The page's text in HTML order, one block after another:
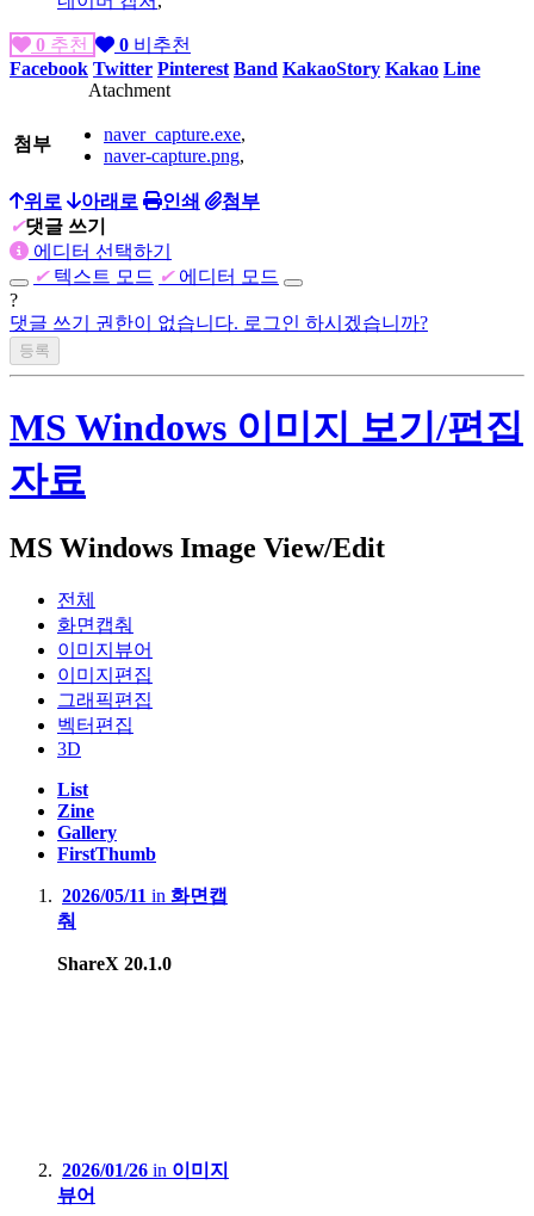
0 추천 0 비추천
Facebook Twitter Pinterest Band KakaoStory Kakao Line
Atachment
첨부 naver_capture.exe,
naver-capture.png,
위로 아래로 인쇄
첨부
✔댓글 쓰기
에디터 선택하기
✔ 텍스트 모드 ✔ 에디터 모드
?
댓글 쓰기 권한이 없습니다. 로그인 하시겠습니까?
MS Windows 이미지 보기/편집
자료
MS Windows Image View/Edit
전체
화면캡춰
이미지뷰어
이미지편집
그래픽편집
벡터편집
3D
List
Zine
Gallery
FirstThumb
2026/05/11 in 화면캡
춰
ShareX 20.1.0
2026/01/26 in 이미지
뷰어